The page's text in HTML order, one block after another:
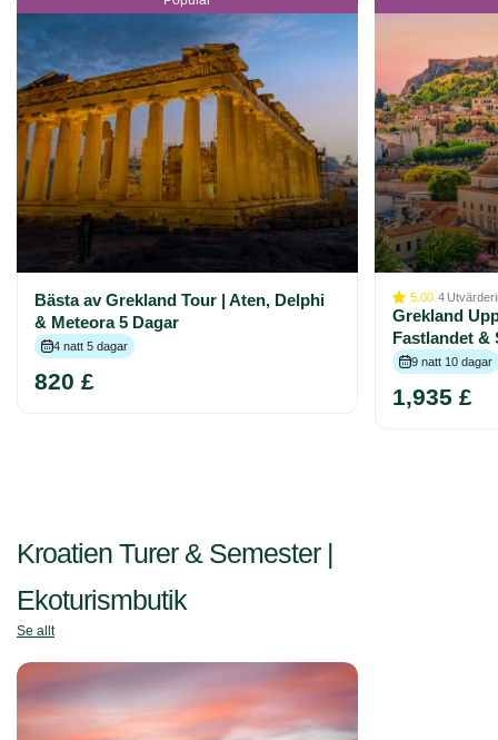
Bästa av Grekland Tour | Aten, Delphi
& Meteora 5 Dagar
4 natt 5 dagar
820 £
5.00 4
Grekland
Fastlandet &
9 natt 10 dagar
1,935 £
Kroatien Turer & Semester |
Ekoturismbutik
Se allt